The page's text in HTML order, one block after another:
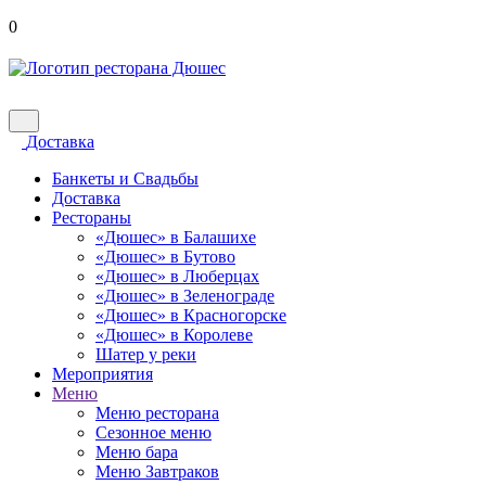
0
Доставка
Банкеты и Свадьбы
Доставка
Рестораны
«Дюшес» в Балашихе
«Дюшес» в Бутово
«Дюшес» в Люберцах
«Дюшес» в Зеленограде
«Дюшес» в Красногорске
«Дюшес» в Королеве
Шатер у реки
Мероприятия
Меню
Меню ресторана
Сезонное меню
Меню бара
Меню Завтраков